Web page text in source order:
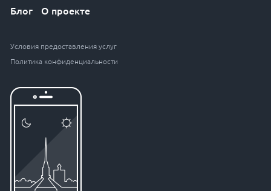
Блог О проекте
Условия предоставления услуг
Политика конфиденциальности